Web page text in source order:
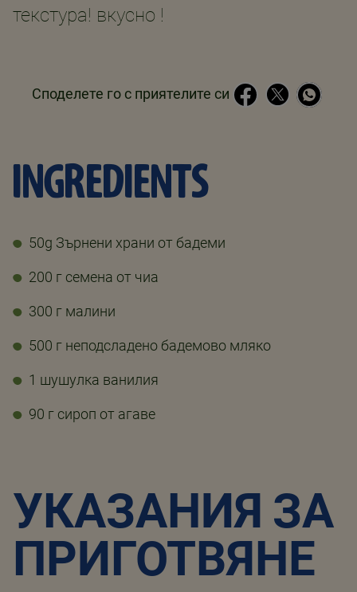
текстура! вкусно !
Споделете го с приятелите си
INGREDIENTS
50g Зърнени храни от бадеми
200 г семена от чиа
300 г малини
500 г неподсладено бадемово мляко
1 шушулка ванилия
90 г сироп от агаве
УКАЗАНИЯ ЗА
ПРИГОТВЯНЕ